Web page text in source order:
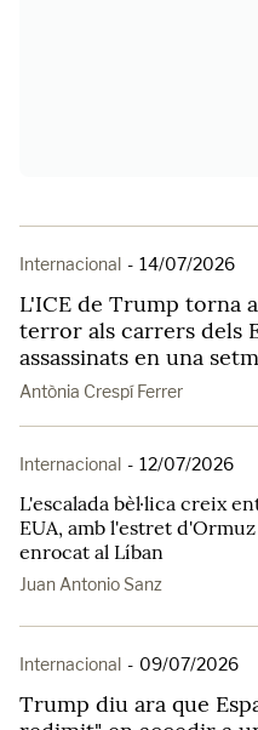
Internacional - 14/07/2026
L'ICE de Trump torna
terror als carrers dels
assassinats en una
Antònia Crespí Ferrer
Internacional - 12/07/2026
L'escalada bèl·lica creix
EUA, amb l'estret
enrocat al Líban
Juan Antonio Sanz
Internacional - 09/07/2026
Trump diu ara que